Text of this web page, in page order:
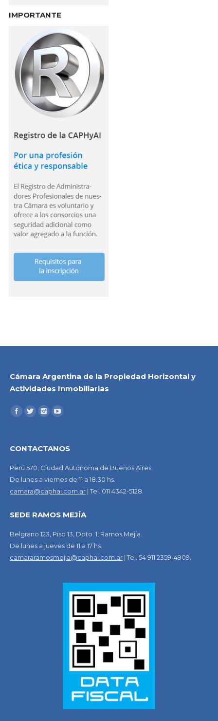
IMPORTANTE
Cámara Argentina de la Propiedad Horizontal y
Actividades Inmobiliarias
CONTACTANOS
Perú 570, Ciudad Autónoma de Buenos Aires.
De lunes a viernes de 11 a 18.30 hs.
camara@caphai.com.ar | Tel. 011 4342-5128.
SEDE RAMOS MEJÍA
Belgrano 123, Piso 13, Dpto. 1, Ramos Mejía.
De lunes a jueves de 11 a 17 hs.
camararamosmejia@caphai.com.ar | Tel. 54 911 2359-4909.